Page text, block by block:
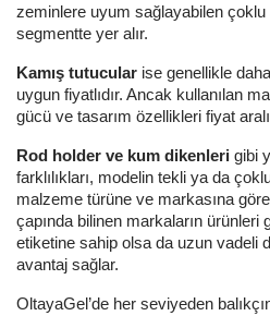
zeminlere uyum sağlayabilen
segmentte yer alır.
Kamış tutucular ise genellikle
uygun fiyatlıdır. Ancak kullanılan
gücü ve tasarım özellikleri fiyat
Rod holder ve kum dikenleri gibi
farklılıkları, modelin tekli ya da
malzeme türüne ve markasına
çapında bilinen markaların
etiketine sahip olsa da uzun vadeli
avantaj sağlar.
OltayaGel’de her seviyeden